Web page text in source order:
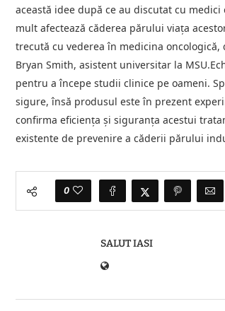
această idee după ce au discutat cu
mult afectează căderea părului viaţa
trecută cu vederea în medicina
Bryan Smith, asistent universitar la
pentru a începe studii clinice pe oameni.
sigure, însă produsul este în prezent
confirma eficienţa şi siguranţa acestui
existente de prevenire a căderii părului
0
SALUT IASI